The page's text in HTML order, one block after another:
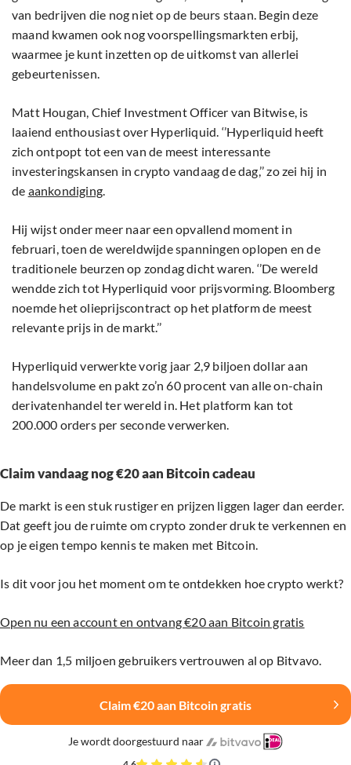
van bedrijven die nog niet op de beurs staan. Begin deze
maand kwamen ook nog voorspellingsmarkten erbij,
waarmee je kunt inzetten op de uitkomst van allerlei
gebeurtenissen.
Matt Hougan, Chief Investment Officer van Bitwise, is
laaiend enthousiast over Hyperliquid. ‘’Hyperliquid heeft
zich ontpopt tot een van de meest interessante
investeringskansen in crypto vandaag de dag,’’ zo zei hij in
de aankondiging.
Hij wijst onder meer naar een opvallend moment in
februari, toen de wereldwijde spanningen oplopen en de
traditionele beurzen op zondag dicht waren. ‘’De wereld
wendde zich tot Hyperliquid voor prijsvorming. Bloomberg
noemde het olieprijscontract op het platform de meest
relevante prijs in de markt.’’
Hyperliquid verwerkte vorig jaar 2,9 biljoen dollar aan
handelsvolume en pakt zo’n 60 procent van alle on-chain
derivatenhandel ter wereld in. Het platform kan tot
200.000 orders per seconde verwerken.
Claim vandaag nog €20 aan Bitcoin cadeau
De markt is een stuk rustiger en prijzen liggen lager dan eerder.
Dat geeft jou de ruimte om crypto zonder druk te verkennen en
op je eigen tempo kennis te maken met Bitcoin.
Is dit voor jou het moment om te ontdekken hoe crypto werkt?
Open nu een account en ontvang €20 aan Bitcoin gratis
Meer dan 1,5 miljoen gebruikers vertrouwen al op Bitvavo.
Claim €20 aan Bitcoin gratis
Je wordt doorgestuurd naar